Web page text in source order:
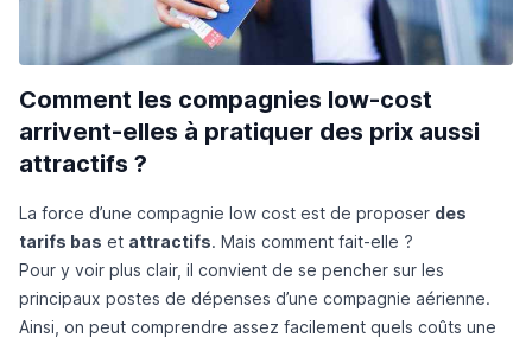
Comment les compagnies low-cost
arrivent-elles à pratiquer des prix aussi
attractifs ?
La force d’une compagnie low cost est de proposer des
tarifs bas et attractifs. Mais comment fait-elle ?
Pour y voir plus clair, il convient de se pencher sur les
principaux postes de dépenses d’une compagnie aérienne.
Ainsi, on peut comprendre assez facilement quels coûts une